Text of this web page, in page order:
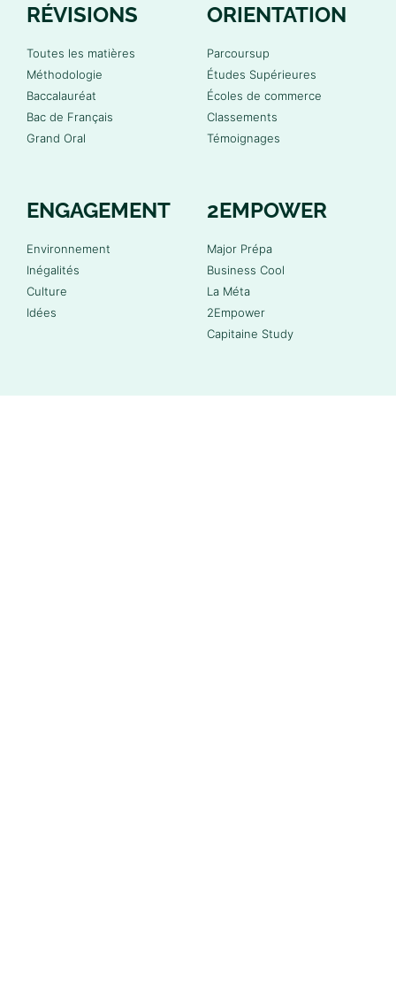
RÉVISIONS
Toutes les matières
Méthodologie
Baccalauréat
Bac de Français
Grand Oral
ORIENTATION
Parcoursup
Études Supérieures
Écoles de commerce
Classements
Témoignages
ENGAGEMENT
Environnement
Inégalités
Culture
Idées
2EMPOWER
Major Prépa
Business Cool
La Méta
2Empower
Capitaine Study